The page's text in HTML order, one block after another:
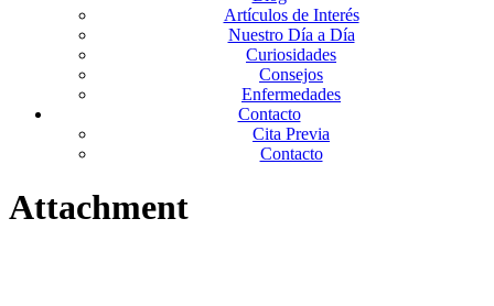
Artículos de Interés
Nuestro Día a Día
Curiosidades
Consejos
Enfermedades
Contacto
Cita Previa
Contacto
Attachment